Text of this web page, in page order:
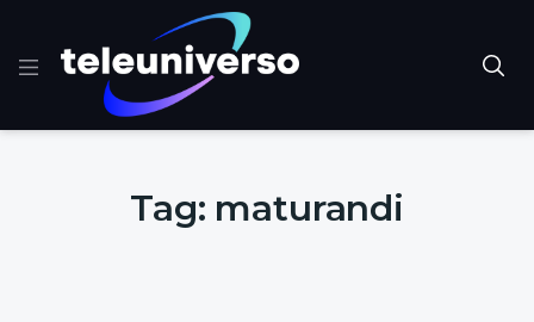
Tag: maturandi